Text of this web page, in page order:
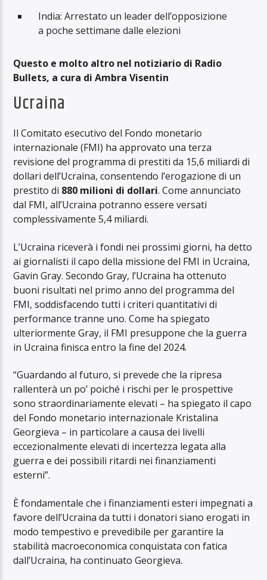
India: Arrestato un leader dell’opposizione
a poche settimane dalle elezioni
Questo e molto altro nel notiziario di Radio
Bullets, a cura di Ambra Visentin
Ucraina
Il Comitato esecutivo del Fondo monetario
internazionale (FMI) ha approvato una terza
revisione del programma di prestiti da 15,6 miliardi di
dollari dell’Ucraina, consentendo l’erogazione di un
prestito di 880 milioni di dollari. Come annunciato
dal FMI, all’Ucraina potranno essere versati
complessivamente 5,4 miliardi.
L’Ucraina riceverà i fondi nei prossimi giorni, ha detto
ai giornalisti il ​​capo della missione del FMI in Ucraina,
Gavin Gray. Secondo Gray, l’Ucraina ha ottenuto
buoni risultati nel primo anno del programma del
FMI, soddisfacendo tutti i criteri quantitativi di
performance tranne uno. Come ha spiegato
ulteriormente Gray, il FMI presuppone che la guerra
in Ucraina finisca entro la fine del 2024.
“Guardando al futuro, si prevede che la ripresa
rallenterà un po’ poiché i rischi per le prospettive
sono straordinariamente elevati – ha spiegato il capo
del Fondo monetario internazionale Kristalina
Georgieva – in particolare a causa dei livelli
eccezionalmente elevati di incertezza legata alla
guerra e dei possibili ritardi nei finanziamenti
esterni”.
È fondamentale che i finanziamenti esteri impegnati a
favore dell’Ucraina da tutti i donatori siano erogati in
modo tempestivo e prevedibile per garantire la
stabilità macroeconomica conquistata con fatica
dall’Ucraina, ha continuato Georgieva.